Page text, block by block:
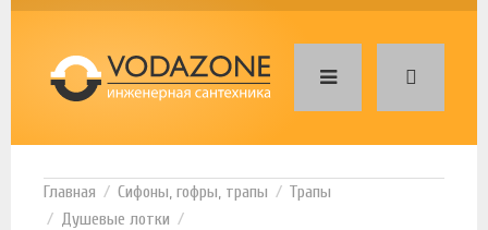
Сифоны, гофры, трапы
Трапы
Душевые лотки